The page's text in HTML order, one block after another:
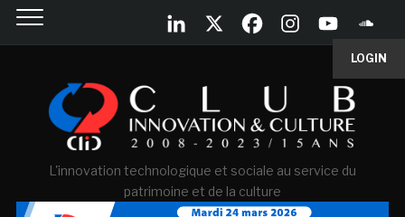
LOGIN
L'innovation technologique et sociale au service du
patrimoine et de la culture